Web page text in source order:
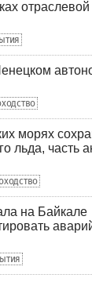
морях
льда, часть
на Байкале